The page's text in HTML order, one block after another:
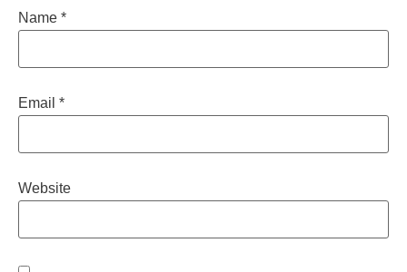
Name *
Email *
Website